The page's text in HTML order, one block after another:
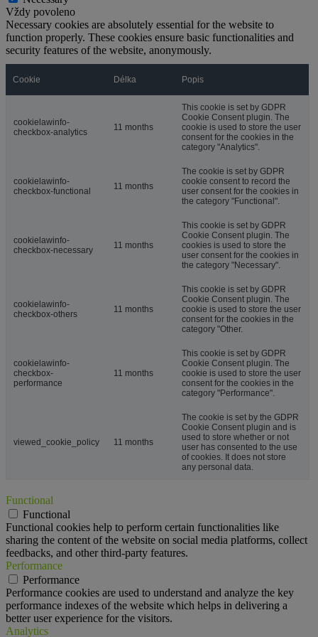
Vždy povoleno
Necessary cookies are absolutely essential for the website to
function properly. These cookies ensure basic functionalities and
security features of the website, anonymously.
Cookie Délka Popis
cookielawinfo-
checkbox-analytics
11 months
This cookie is set by GDPR
Cookie Consent plugin. The
cookie is used to store the user
consent for the cookies in the
category "Analytics".
cookielawinfo-
checkbox-functional
11 months
The cookie is set by GDPR
cookie consent to record the
user consent for the cookies in
the category "Functional".
cookielawinfo-
checkbox-necessary
11 months
This cookie is set by GDPR
Cookie Consent plugin. The
cookies is used to store the
user consent for the cookies in
the category "Necessary".
cookielawinfo-
checkbox-others
11 months
This cookie is set by GDPR
Cookie Consent plugin. The
cookie is used to store the user
consent for the cookies in the
category "Other.
cookielawinfo-
checkbox-
performance
11 months
This cookie is set by GDPR
Cookie Consent plugin. The
cookie is used to store the user
consent for the cookies in the
category "Performance".
viewed_cookie_policy 11 months
The cookie is set by the GDPR
Cookie Consent plugin and is
used to store whether or not
user has consented to the use
of cookies. It does not store
any personal data.
Functional
Functional
Functional cookies help to perform certain functionalities like
sharing the content of the website on social media platforms, collect
feedbacks, and other third-party features.
Performance
Performance
Performance cookies are used to understand and analyze the key
performance indexes of the website which helps in delivering a
better user experience for the visitors.
Analytics